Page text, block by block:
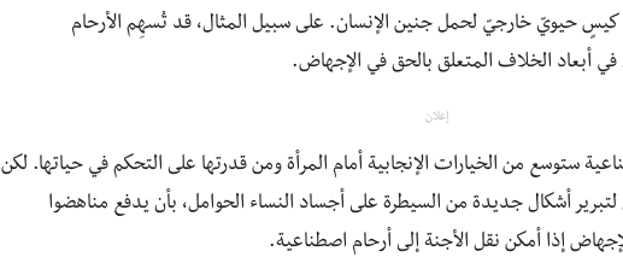
كيسٍ حيويّ خارجيّ لحمل جنين الإنسان. على سبيل المثال، قد تُسهِم الأرحام
أبعاد الخلاف المتعلق بالحق في الإجهاض.
إعلان
ستوسع من الخيارات الإنجابية أمام المرأة ومن قدرتها على التحكم في حياتها. لكن
أشكال جديدة من السيطرة على أجساد النساء الحوامل، بأن يدفع مناهضوا
إذا أمكن نقل الأجنة إلى أرحام اصطناعية.